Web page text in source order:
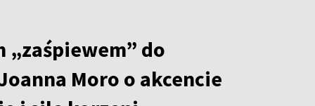
„zaśpiewem” do
Moro o akcencie